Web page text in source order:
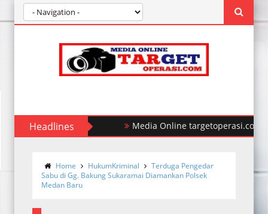
Headlines Polda Sumut Ungkap Kasus
Home HukumKriminal
Terduga Pengedar
Sabu di Gg. Bakung Sukaramai Diamankan Polsek
Medan Baru